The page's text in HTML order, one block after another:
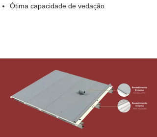
Ótima capacidade de vedação